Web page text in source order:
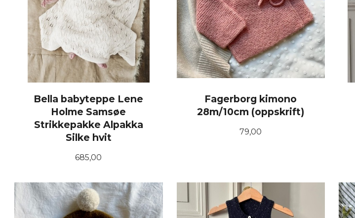
Bella babyteppe Lene
Holme Samsøe
Strikkepakke Alpakka
Silke hvit
Pris
685,00
KJØP
Fagerborg kimono
28m/10cm (oppskrift)
Pris
79,00
KJØP